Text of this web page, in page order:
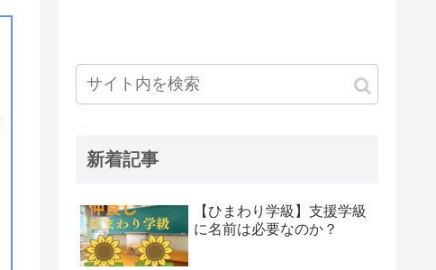
新着記事
【ひまわり学級】支援学級
に名前は必要なのか？